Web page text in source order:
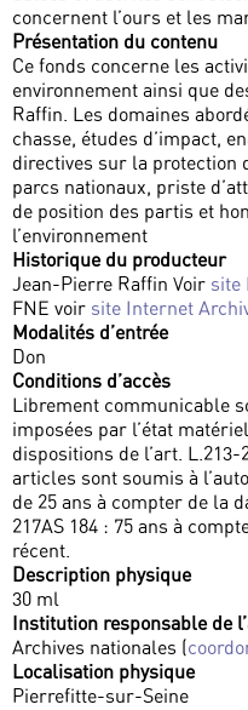
concernent l’ours et les
Présentation du contenu
Ce fonds concerne les
environnement ainsi que
Raffin. Les domaines
chasse, études d’impact,
directives sur la protection
parcs nationaux, priste
de position des partis et
l’environnement
Historique du producteur
Jean-Pierre Raffin Voir site
FNE voir site Internet
Modalités d’entrée
Don
Conditions d’accès
Librement communicable
imposées par l’état
dispositions de l’art.
articles sont soumis à
de 25 ans à compter de la
217AS 184 : 75 ans à
récent.
Description physique
30 ml
Institution responsable de
Archives nationales (
Localisation physique
Pierrefitte-sur-Seine